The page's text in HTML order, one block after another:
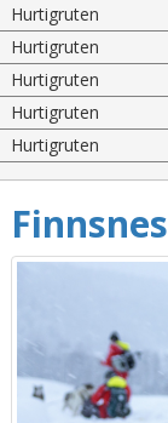
Hurtigruten
Hurtigruten
Hurtigruten
Hurtigruten
Hurtigruten
Finnsnes